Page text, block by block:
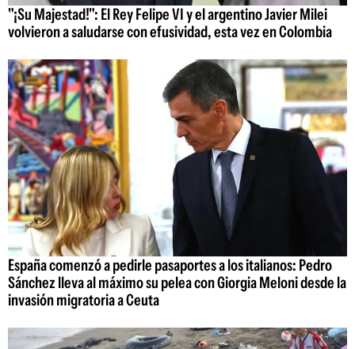
"¡Su Majestad!": El Rey Felipe VI y el argentino Javier Milei
volvieron a saludarse con efusividad, esta vez en Colombia
España comenzó a pedirle pasaportes a los italianos: Pedro
Sánchez lleva al máximo su pelea con Giorgia Meloni desde la
invasión migratoria a Ceuta